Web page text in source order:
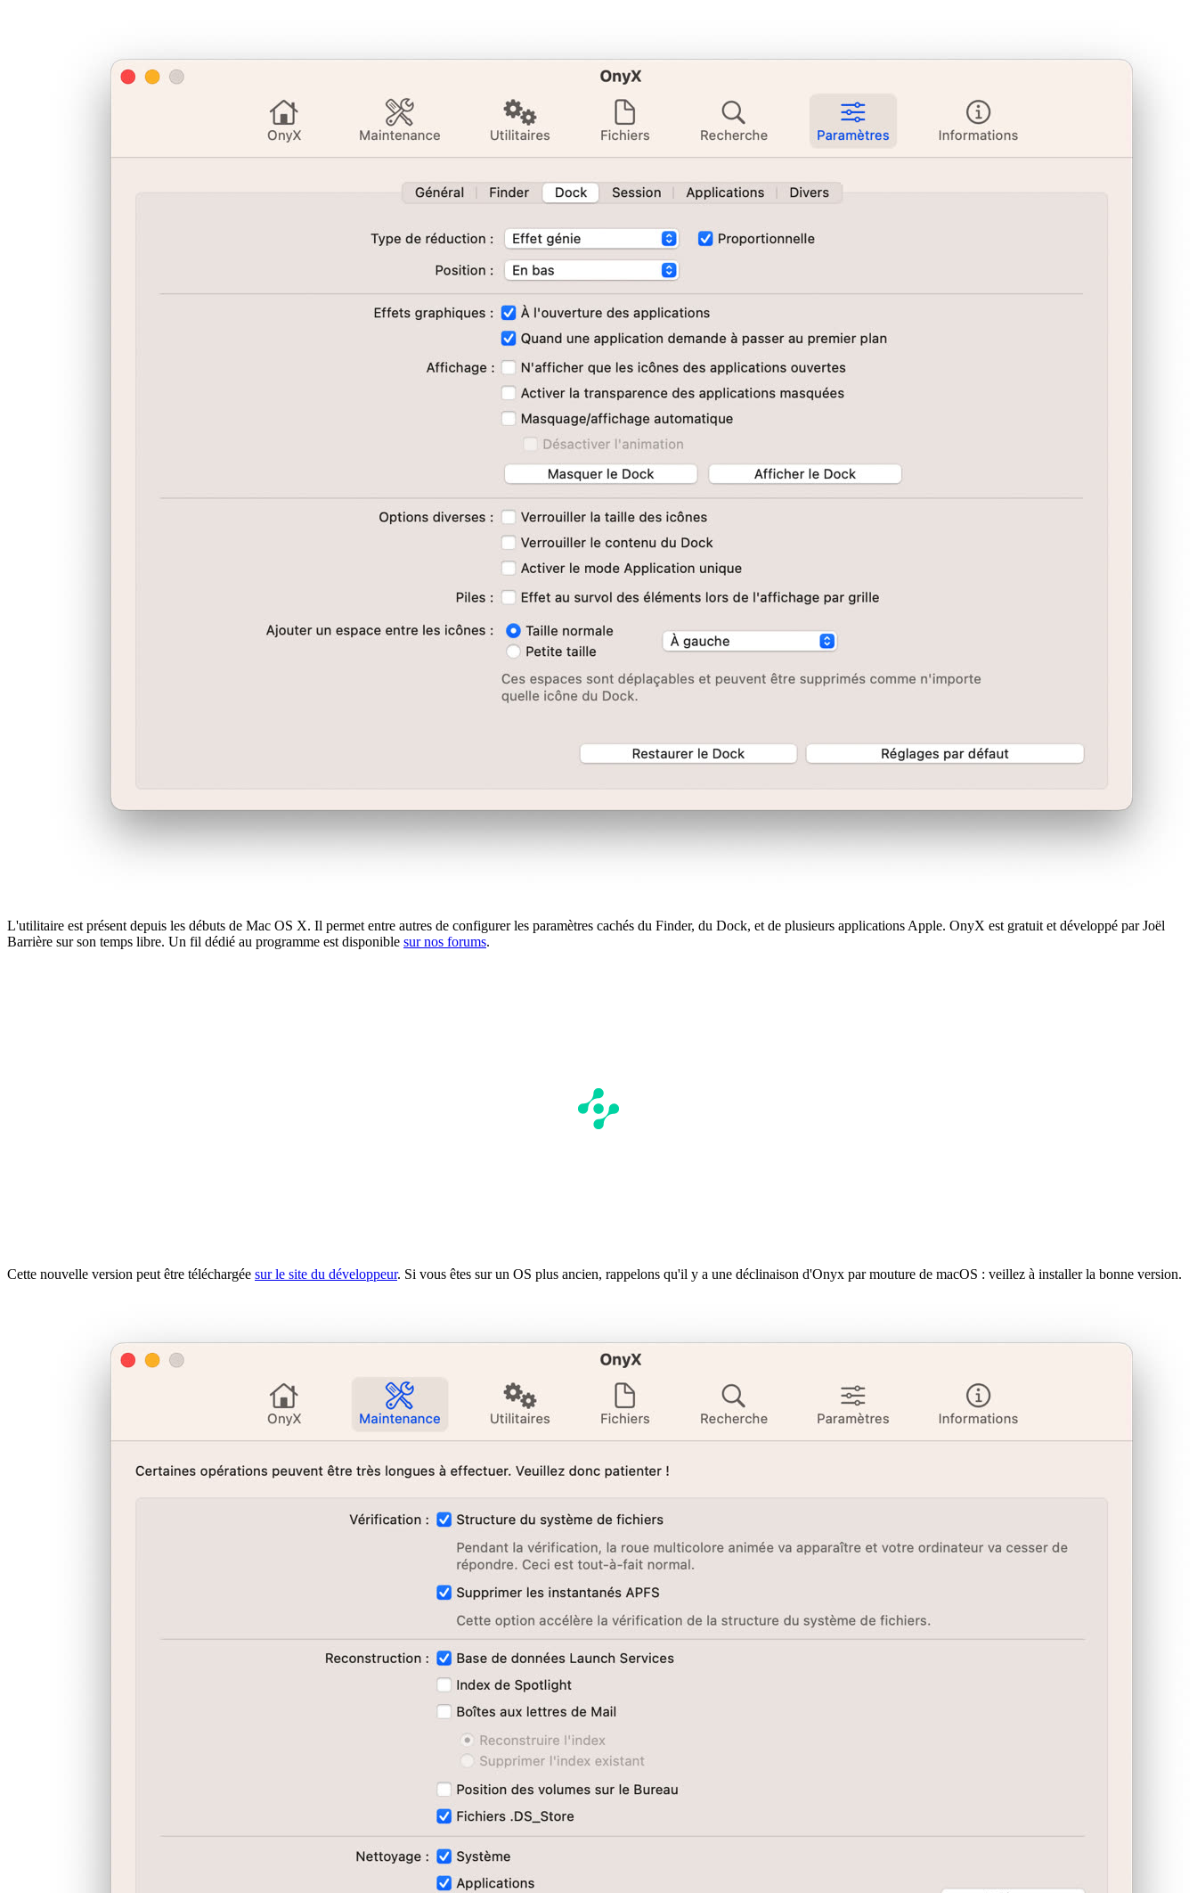
L'utilitaire est présent depuis les débuts de Mac OS X. Il permet entre autres de configurer les paramètres cachés du Finder, du Dock, et de plusieurs applications Apple. OnyX est gratuit et développé par Joël
Barrière sur son temps libre. Un fil dédié au programme est disponible sur nos forums.
Cette nouvelle version peut être téléchargée sur le site du développeur. Si vous êtes sur un OS plus ancien, rappelons qu'il y a une déclinaison d'Onyx par mouture de macOS : veillez à installer la bonne version.